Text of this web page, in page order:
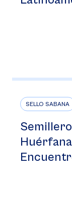
SELLO SABANA